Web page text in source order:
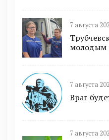
7 августа
молодым
7 августа
Враг
7 августа